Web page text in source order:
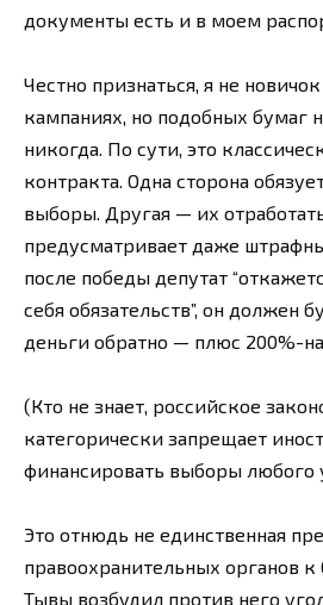
документы есть и в моем
Честно признаться, я не
кампаниях, но подобных бумаг
никогда. По сути, это
контракта. Одна сторона
выборы. Другая — их
предусматривает даже
после победы депутат
себя обязательств”, он должен
деньги обратно — плюс 200%-
(Кто не знает, российское
категорически запрещает
финансировать выборы любого
Это отнюдь не единственная
правоохранительных органов
Тывы возбудил против него